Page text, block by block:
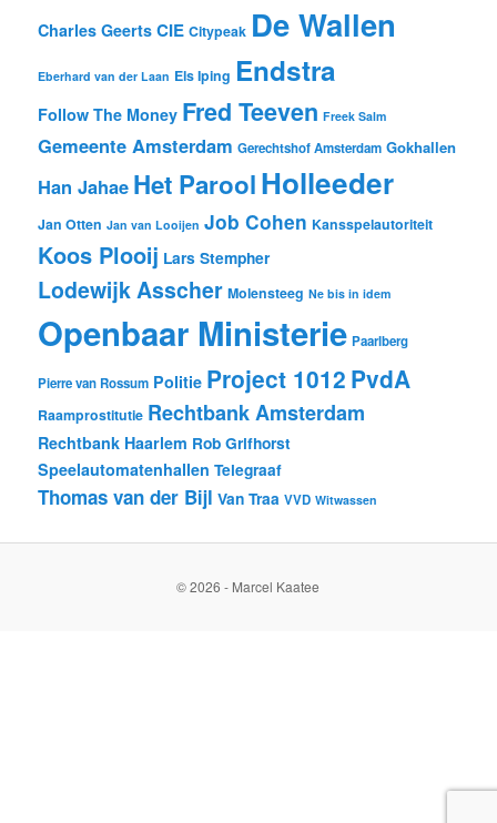
Charles Geerts CIE Citypeak De Wallen
Eberhard van der Laan Els Iping Endstra
Follow The Money Fred Teeven Freek Salm
Gemeente Amsterdam Gerechtshof Amsterdam Gokhallen
Han Jahae Het ParoolHolleeder
Jan Otten Jan van Looijen Job Cohen Kansspelautoriteit
Koos Plooij Lars Stempher
Lodewijk Asscher Molensteeg Ne bis in idem
Openbaar Ministerie Paarlberg
Pierre van Rossum Politie Project 1012 PvdA
Raamprostitutie Rechtbank Amsterdam
Rechtbank Haarlem Rob Grifhorst
Speelautomatenhallen Telegraaf
Thomas van der Bijl Van Traa VVD Witwassen
© 2026 - Marcel Kaatee